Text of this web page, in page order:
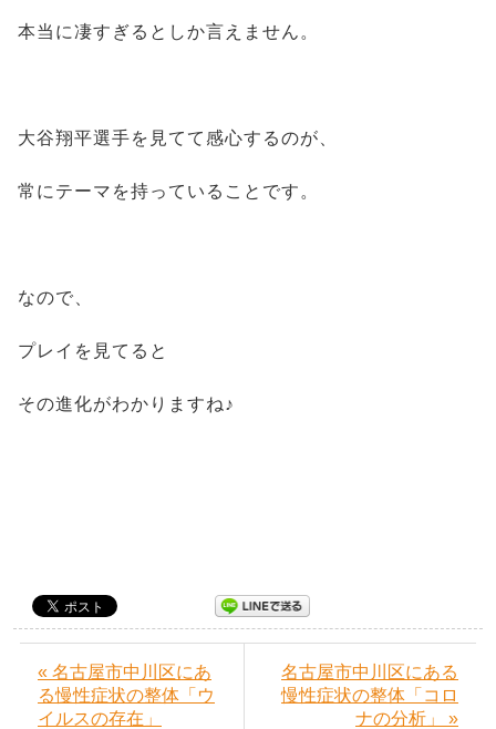
本当に凄すぎるとしか言えません。
大谷翔平選手を見てて感心するのが、
常にテーマを持っていることです。
なので、
プレイを見てると
その進化がわかりますね♪
« 名古屋市中川区にあ
る慢性症状の整体「ウ
イルスの存在」
名古屋市中川区にある
慢性症状の整体「コロ
ナの分析」 »